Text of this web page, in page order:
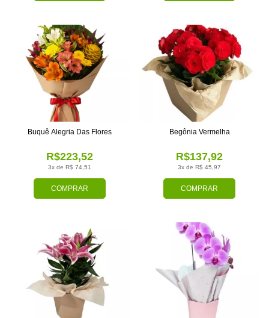
COMPRAR
3x de R$ 74,51
R$223,52
Buquê Alegria Das Flores
COMPRAR
3x de R$ 45,97
R$137,92
Begônia Vermelha